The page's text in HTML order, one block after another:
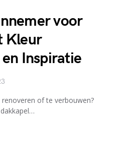
voor
Kleur
Inspiratie
of te verbouwen?